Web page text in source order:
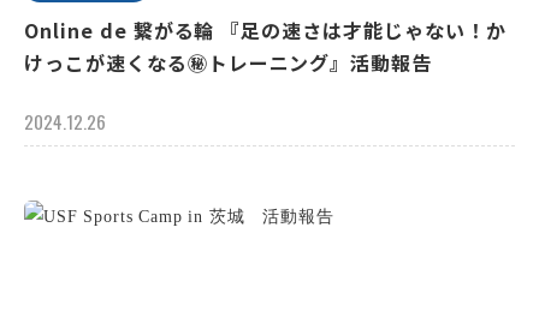
Online de 繋がる輪 『足の速さは才能じゃない！か
けっこが速くなる㊙トレーニング』活動報告
2024.12.26